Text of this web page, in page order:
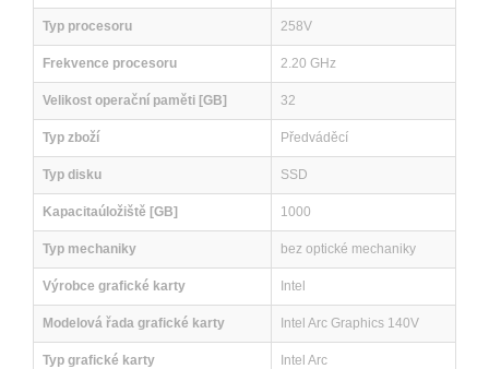
Typ procesoru 258V
Frekvence procesoru 2.20 GHz
Velikost operační paměti [GB] 32
Typ zboží Předváděcí
Typ disku SSD
Kapacitaúložiště [GB] 1000
Typ mechaniky bez optické mechaniky
Výrobce grafické karty Intel
Modelová řada grafické karty Intel Arc Graphics 140V
Typ grafické karty Intel Arc